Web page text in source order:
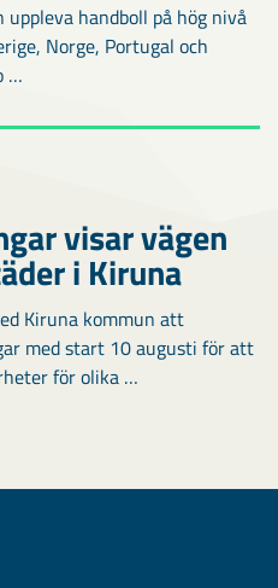
handboll på hög nivå
Norge, Portugal och
…
visar vägen
i Kiruna
Kiruna kommun att
med start 10 augusti för att
för olika …